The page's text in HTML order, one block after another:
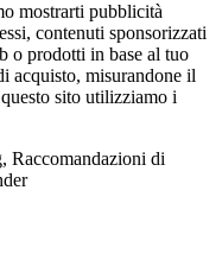
mostrarti pubblicità
contenuti sponsorizzati
o prodotti in base al tuo
acquisto, misurandone il
sito utilizziamo i
Raccomandazioni di